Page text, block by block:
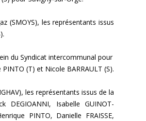
(SMOYS), les représentants issus
du Syndicat intercommunal pour
(T) et Nicole BARRAULT (S).
les représentants issus de la
DEGIOANNI, Isabelle GUINOT-
PINTO, Danielle FRAISSE,